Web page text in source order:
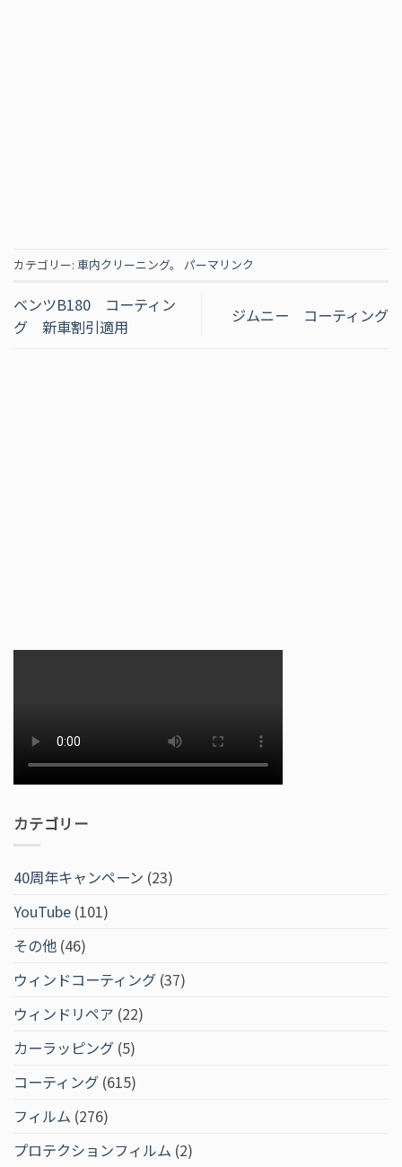
カテゴリー: 車内クリーニング。 パーマリンク
ベンツB180 コーティン
グ 新車割引適用
ジムニー コーティング
カテゴリー
40周年キャンペーン (23)
YouTube (101)
その他 (46)
ウィンドコーティング (37)
ウィンドリペア (22)
カーラッピング (5)
コーティング (615)
フィルム (276)
プロテクションフィルム (2)